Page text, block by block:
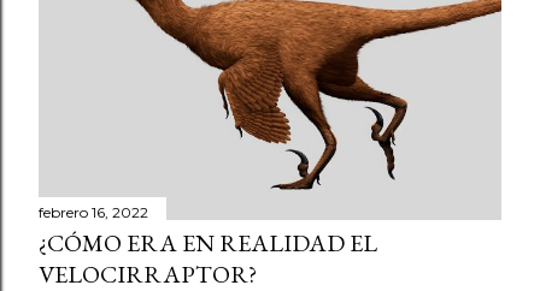
febrero 16, 2022
¿CÓMO ERA EN REALIDAD EL
VELOCIRRAPTOR?